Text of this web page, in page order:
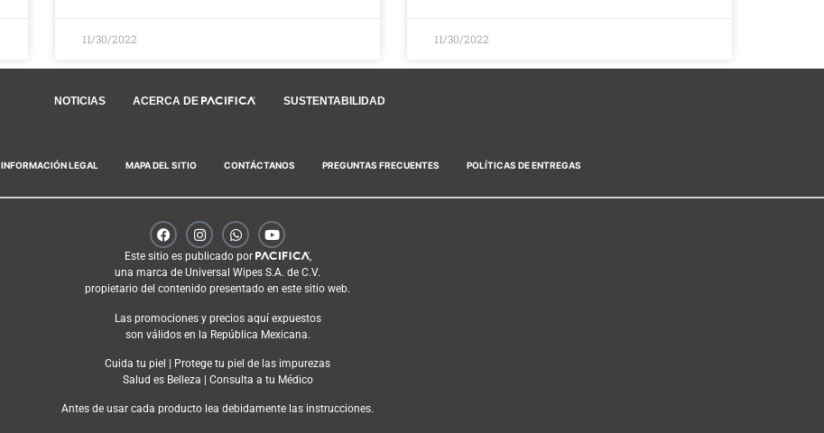
11/30/2022 11/30/2022
NOTICIAS ACERCA DE SUSTENTABILIDAD
INFORMACIÓN LEGAL MAPA DEL SITIO CONTÁCTANOS PREGUNTAS FRECUENTES POLÍTICAS DE ENTREGAS
Este sitio es publicado por
,
una marca de Universal Wipes S.A. de C.V.
propietario del contenido presentado en este sitio web.
Las promociones y precios aquí expuestos
son válidos en la República Mexicana.
Cuida tu piel | Protege tu piel de las impurezas
Salud es Belleza | Consulta a tu Médico
Antes de usar cada producto lea debidamente las instrucciones.